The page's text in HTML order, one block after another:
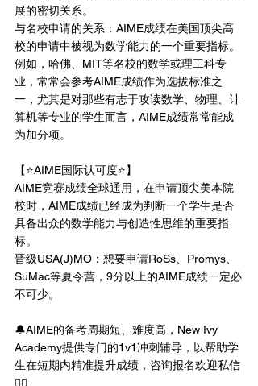
展的密切关系。
与名校申请的关系：AIME成绩在美国顶尖高
校的申请中被视为数学能力的一个重要指标。
例如，哈佛、MIT等名校的数学或理工科专
业，常常会参考AIME成绩作为选拔标准之
一，尤其是对那些有志于攻读数学、物理、计
算机等专业的学生而言，AIME成绩常常能成
为加分项。
【⭐️AIME国际认可度⭐️】
AIME竞赛成绩全球通用，在申请顶尖美本院
校时，AIME成绩已经成为判断一个学生是否
具备出众的数学能力与创造性思维的重要指
标。
晋级USA(J)MO：想要申请RoSs、Promys、
SuMac等夏令营，9分以上的AIME成绩一定必
不可少。
🔔AIME的备考周期短、难度高，New Ivy
Academy提供专门的1v1冲刺辅导，以帮助学
生在短期内精准提升成绩，咨询报名欢迎私信
🙋‍♀️